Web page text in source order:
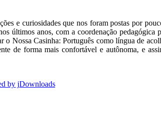
e curiosidades que nos foram postas por
anos, com a coordenação pedagógica
Nossa Casinha: Português como língua de
de forma mais confortável e autônoma, e
by jDownloads